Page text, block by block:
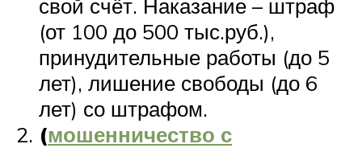
свой счёт. Наказание – штраф
(от 100 до 500 тыс.руб.),
принудительные работы (до 5
лет), лишение свободы (до 6
лет) со штрафом.
(мошенничество с